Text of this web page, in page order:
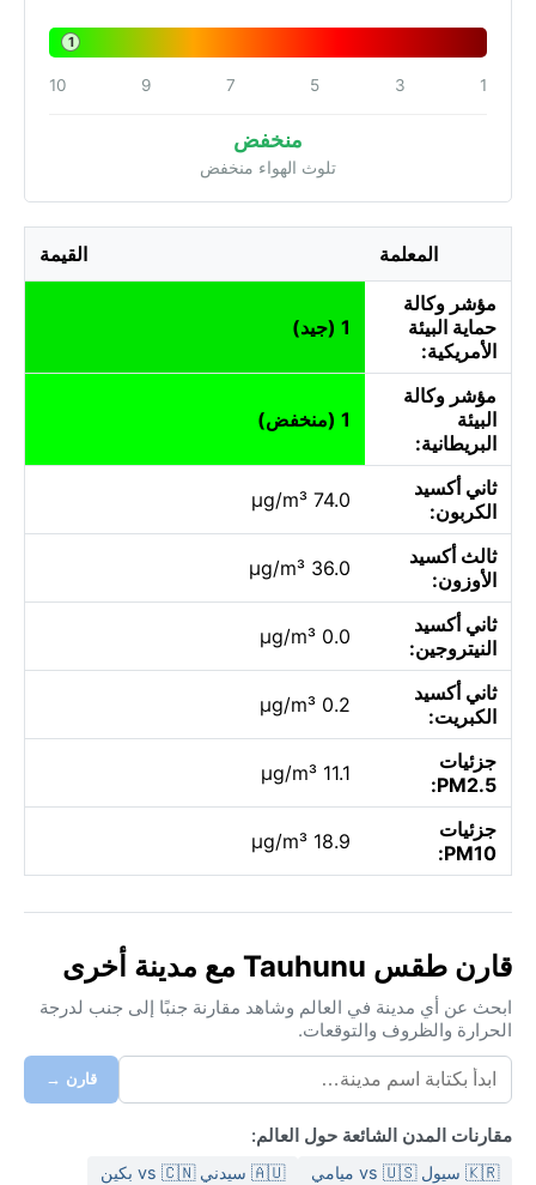
1
1
3
5
7
9
10
منخفض
تلوث الهواء منخفض
المعلمة القيمة
مؤشر وكالة
حماية البيئة
الأمريكية:
1 (جيد)
مؤشر وكالة
البيئة
البريطانية:
1 (منخفض)
ثاني أكسيد
الكربون:
74.0 µg/m³
ثالث أكسيد
الأوزون:
36.0 µg/m³
ثاني أكسيد
النيتروجين:
0.0 µg/m³
ثاني أكسيد
الكبريت:
0.2 µg/m³
جزئيات
PM2.5:
11.1 µg/m³
جزئيات
PM10:
18.9 µg/m³
قارن طقس Tauhunu مع مدينة أخرى
ابحث عن أي مدينة في العالم وشاهد مقارنة جنبًا إلى جنب لدرجة
الحرارة والظروف والتوقعات.
قارن →
مقارنات المدن الشائعة حول العالم:
🇰🇷 سيول vs 🇺🇸 ميامي
🇦🇺 سيدني vs 🇨🇳 بكين